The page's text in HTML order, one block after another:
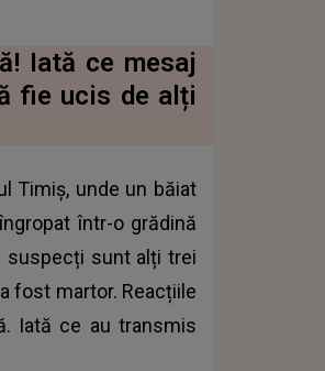
Iată ce mesaj
fie ucis de alți
Timiș, unde un băiat
într-o grădină
suspecți sunt alți trei
fost martor. Reacțiile
Iată ce au transmis